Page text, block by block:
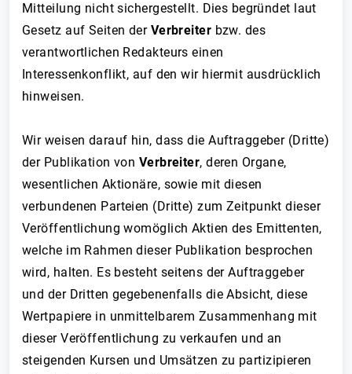
Mitteilung nicht sichergestellt. Dies begründet laut
Gesetz auf Seiten der Verbreiter bzw. des
verantwortlichen Redakteurs einen
Interessenkonflikt, auf den wir hiermit ausdrücklich
hinweisen.
Wir weisen darauf hin, dass die Auftraggeber (Dritte)
der Publikation von Verbreiter, deren Organe,
wesentlichen Aktionäre, sowie mit diesen
verbundenen Parteien (Dritte) zum Zeitpunkt dieser
Veröffentlichung womöglich Aktien des Emittenten,
welche im Rahmen dieser Publikation besprochen
wird, halten. Es besteht seitens der Auftraggeber
und der Dritten gegebenenfalls die Absicht, diese
Wertpapiere in unmittelbarem Zusammenhang mit
dieser Veröffentlichung zu verkaufen und an
steigenden Kursen und Umsätzen zu partizipieren